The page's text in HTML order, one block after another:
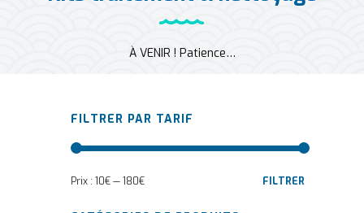
À VENIR ! Patience…
FILTRER PAR TARIF
Prix min
Prix max FILTRER
Prix :10€—180€